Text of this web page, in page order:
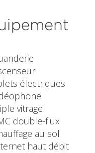
électriques
vitrage
double-flux
au sol
haut débit